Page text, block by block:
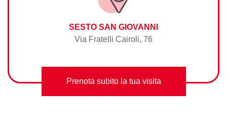
SESTO SAN GIOVANNI
Via Fratelli Cairoli, 76
Prenota subito la tua visita